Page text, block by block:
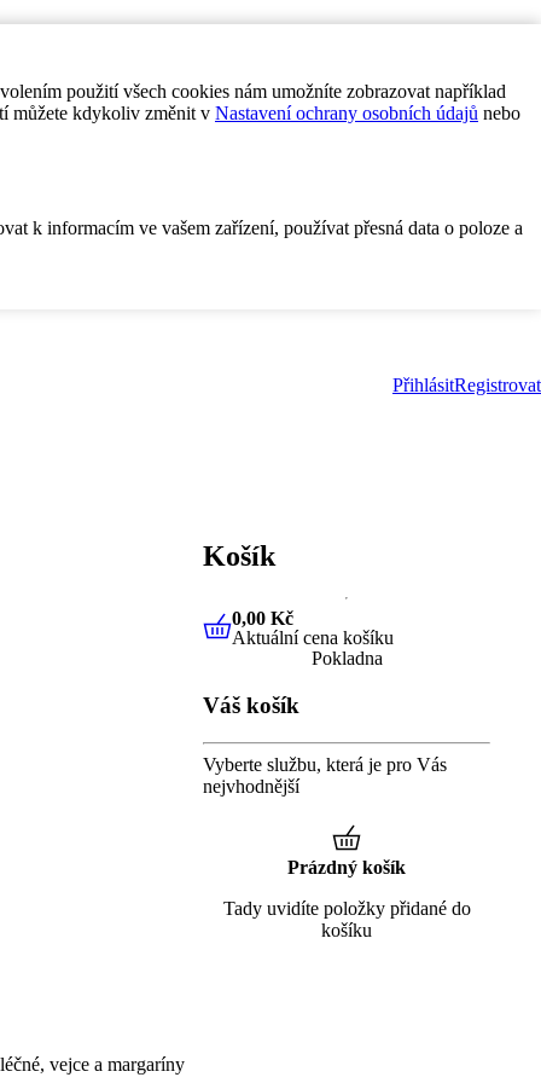
použití všech cookies nám umožníte zobrazovat například
můžete kdykoliv změnit v Nastavení ochrany osobních údajů nebo
k informacím ve vašem zařízení, používat přesná data o poloze a
PřihlásitRegistrovat
vejce a margaríny
Košík
0,00 KčAktuální cena košíku
0,00 Kč
Aktuální cena košíku
Pokladna
Váš košík
Vyberte službu, která je pro Vás
nejvhodnější
Prázdný košík
Tady uvidíte položky přidané do
košíku